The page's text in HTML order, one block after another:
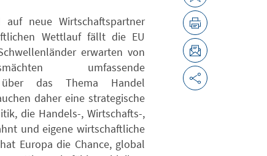
neue Wirtschaftspartner
Wettlauf fällt die EU
erwarten von
umfassende
über das Thema Handel
daher eine strategische
die Handels-, Wirtschafts-,
und eigene wirtschaftliche
Europa die Chance, global